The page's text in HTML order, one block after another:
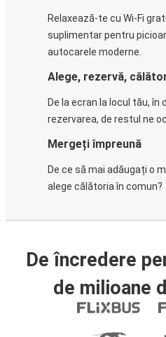
Relaxează-te cu Wi-Fi
suplimentar pentru
autocarele moderne.
Alege, rezervă,
De la ecran la locul tău,
rezervarea, de restul ne
Mergeți împreună
De ce să mai adăugați o
alege călătoria în comun?
De încredere
de milioane